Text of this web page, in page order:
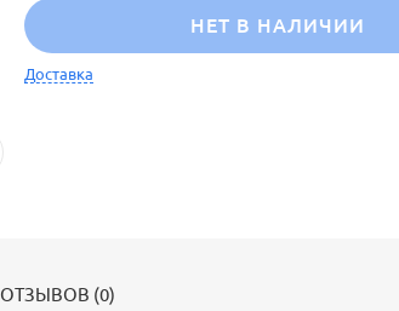
НЕТ В НАЛИЧИИ
Доставка
ОТЗЫВОВ (0)